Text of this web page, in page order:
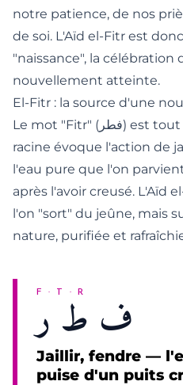
notre patience, de nos
de soi. L'Aïd el-Fitr est
"naissance", la
nouvellement atteinte.
El-Fitr : la source d'une
Le mot "Fitr" (فطر) est tout aussi porteur de sens. Sa
racine évoque l'action de
l'eau pure que l'on
après l'avoir creusé. L'Aïd
l'on "sort" du jeûne, mais
nature, purifiée et
F · T · R
ف ط ر
Jaillir, fendre —
puise d'un puits